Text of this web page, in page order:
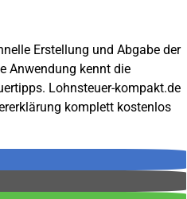
Erstellung und Abgabe der
Anwendung kennt die
Lohnsteuer-kompakt.de
komplett kostenlos